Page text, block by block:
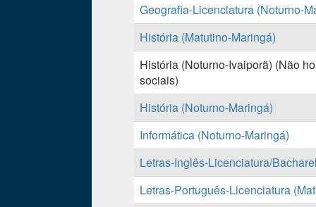
Geografia-Licenciatura (Noturno-
História (Matutino-Maringá)
História (Noturno-Ivaiporã) (Não
sociais)
História (Noturno-Maringá)
Informática (Noturno-Maringá)
Letras-Inglês-Licenciatura/
Letras-Português-Licenciatura